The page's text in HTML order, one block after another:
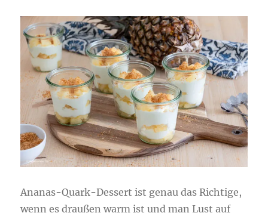
Ananas-Quark-Dessert ist genau das Richtige,
wenn es draußen warm ist und man Lust auf